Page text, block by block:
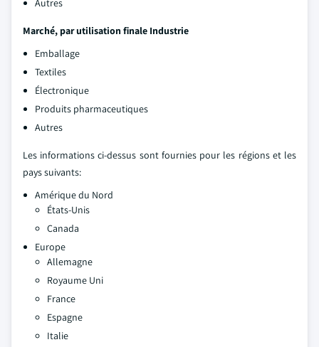
Autres
Marché, par utilisation finale Industrie
Emballage
Textiles
Électronique
Produits pharmaceutiques
Autres
Les informations ci-dessus sont fournies pour les régions et les
pays suivants:
Amérique du Nord
États-Unis
Canada
Europe
Allemagne
Royaume Uni
France
Espagne
Italie